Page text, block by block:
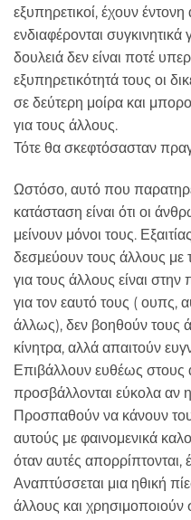
εξυπηρετικοί, έχουν
ενδιαφέρονται συγκινητικά
δουλειά δεν είναι ποτέ
εξυπηρετικότητά τους οι
σε δεύτερη μοίρα και
για τους άλλους.
Τότε θα σκεφτόσασταν
Ωστόσο, αυτό που
κατάσταση είναι ότι οι
μείνουν μόνοι τους.
δεσμεύουν τους άλλους με
για τους άλλους είναι
για τον εαυτό τους ( ουπς,
άλλως), δεν βοηθούν τους
κίνητρα, αλλά απαιτούν
Επιβάλλουν ευθέως στους
προσβάλλονται εύκολα αν
Προσπαθούν να κάνουν
αυτούς με φαινομενικά
όταν αυτές απορρίπτονται,
Αναπτύσσεται μια ηθική
άλλους και χρησιμοποιούν